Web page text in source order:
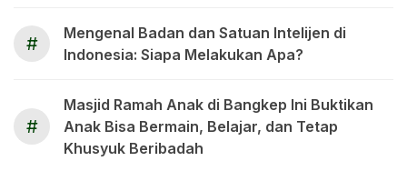
#
Mengenal Badan dan Satuan Intelijen di
Indonesia: Siapa Melakukan Apa?
#
Masjid Ramah Anak di Bangkep Ini Buktikan
Anak Bisa Bermain, Belajar, dan Tetap
Khusyuk Beribadah